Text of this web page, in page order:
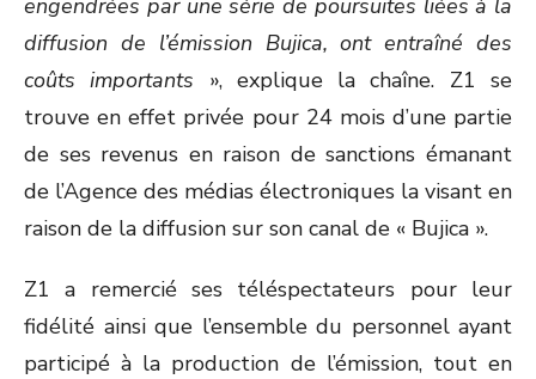
engendrées par une série de poursuites liées à la
diffusion de l’émission Bujica, ont entraîné des
coûts importants », explique la chaîne. Z1 se
trouve en effet privée pour 24 mois d’une partie
de ses revenus en raison de sanctions émanant
de l’Agence des médias électroniques la visant en
raison de la diffusion sur son canal de « Bujica ».
Z1 a remercié ses téléspectateurs pour leur
fidélité ainsi que l’ensemble du personnel ayant
participé à la production de l’émission, tout en